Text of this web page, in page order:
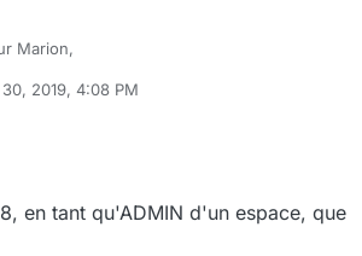
Marion,
toi qui a crée le commentaire tu devrais
l'éditer / le supprimer. Tu peux me faire
les commentaires) ?
au plan de développement en
2019, 4:08 PM
PrixaOct 31, 2019, 9:39 AM
en tant qu'ADMIN d'un espace, que